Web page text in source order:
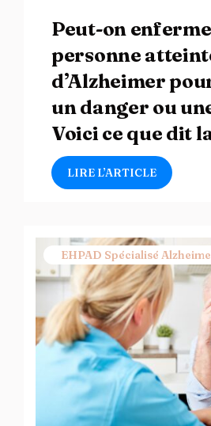
Peut-on
personne
d’Alzheimer
un danger ou
Voici ce que dit
LIRE L’ARTICLE
EHPAD Spécialisé